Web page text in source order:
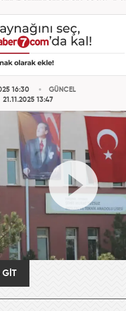
16:30
21.11.2025 13:47
GÜNCEL
GİT